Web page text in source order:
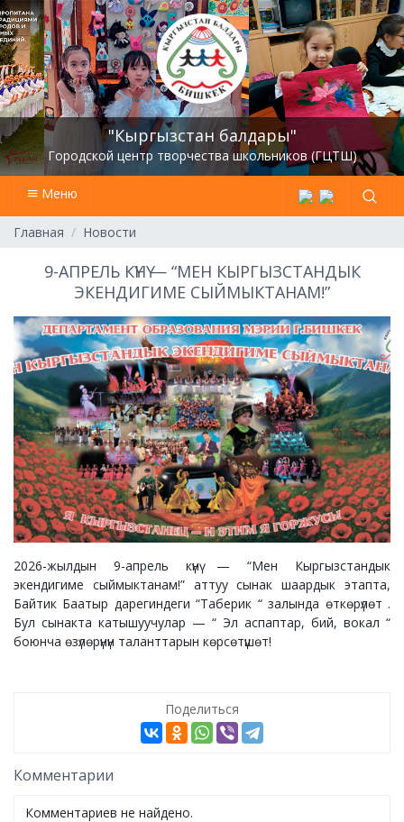
"Кыргызстан балдары"
Городской центр творчества школьников (ГЦТШ)
Меню
Главная Новости
9-АПРЕЛЬ КҮНҮ — “МЕН КЫРГЫЗСТАНДЫК
ЭКЕНДИГИМЕ СЫЙМЫКТАНАМ!”
2026-жылдын 9-апрель күнү — “Мен Кыргызстандык
экендигиме сыймыктанам!” аттуу сынак шаардык этапта,
Байтик Баатыр дарегиндеги “Таберик “ залында өткөрүлөт .
Бул сынакта катышуучулар — “ Эл аспаптар, бий, вокал “
боюнча өзүлөрүнүн таланттарын көрсөтүшөт!
Поделиться
Комментарии
Комментариев не найдено.